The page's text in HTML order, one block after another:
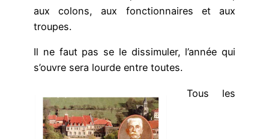
aux colons, aux fonctionnaires et aux
troupes.
Il ne faut pas se le dissimuler, l’année qui
s’ouvre sera lourde entre toutes.
Tous les